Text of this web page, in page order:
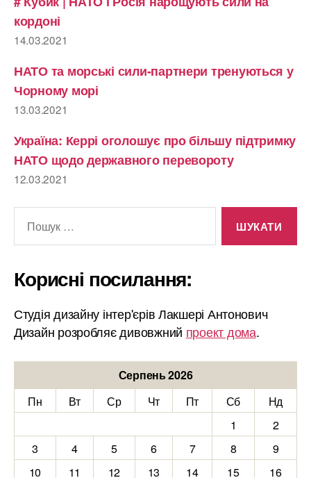
кордоні
14.03.2021
НАТО та морські сили-партнери тренуються у
Чорному морі
13.03.2021
Україна: Керрі оголошує про більшу підтримку
НАТО щодо державного перевороту
12.03.2021
Корисні посилання:
Студія дизайну інтер'єрів Лакшері Антонович
Дизайн розробляє дивовжний проект дома.
Серпень 2026
Пн
Вт Ср Чт Пт Сб
Нд
1
2
3
4 5 6 7 8
9
10
11 12 13 14 15 16